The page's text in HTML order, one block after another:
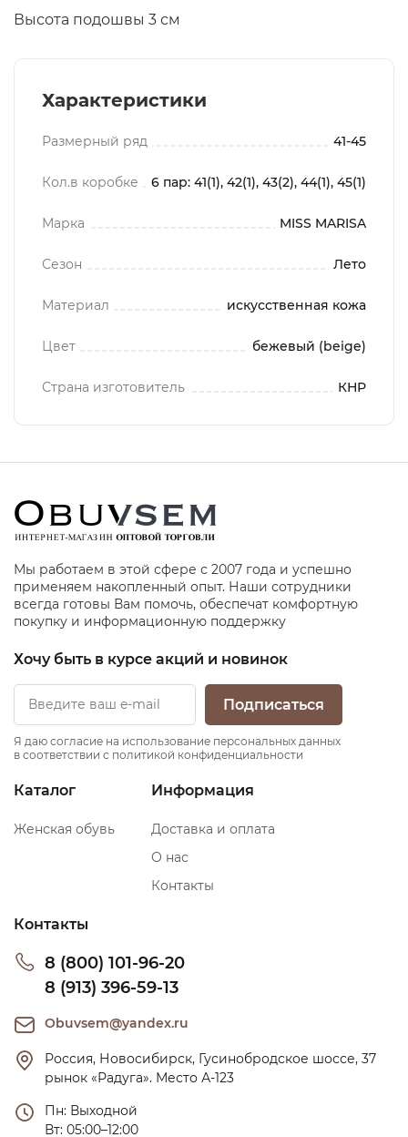
Высота подошвы 3 см
Характеристики
Размерный ряд 41-45
Кол.в коробке 6 пар: 41(1), 42(1), 43(2), 44(1), 45(1)
Марка MISS MARISA
Сезон Лето
Материал искусственная кожа
Цвет бежевый (beige)
Страна изготовитель КНР
Мы работаем в этой сфере с 2007 года и успешно
применяем накопленный опыт. Наши сотрудники
всегда готовы Вам помочь, обеспечат комфортную
покупку и информационную поддержку
Хочу быть в курсе акций и новинок
Подписаться
Я даю согласие на использование персональных данных
в соответствии с политикой конфиденциальности
Каталог
Женская обувь
Информация
Доставка и оплата
О нас
Контакты
Контакты
8 (800) 101-96-20
8 (913) 396-59-13
Obuvsem@yandex.ru
Россия, Новосибирск, Гусинобродское шоссе, 37
рынок «Радуга». Место А-123
Пн: Выходной
Вт: 05:00–12:00